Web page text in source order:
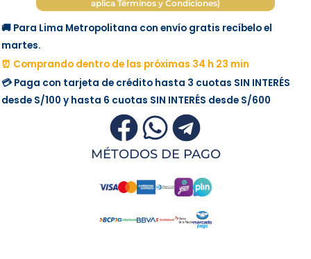
aplica Términos y Condiciones)
🚚 Para Lima Metropolitana con envío gratis recíbelo el
martes.
⏰ Comprando dentro de las próximas 34 h 23 min
💳 Paga con tarjeta de crédito hasta 3 cuotas SIN INTERÉS
desde S/100 y hasta 6 cuotas SIN INTERÉS desde S/600
MÉTODOS DE PAGO